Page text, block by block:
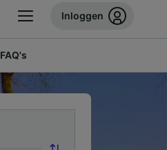
Inloggen
FAQ's